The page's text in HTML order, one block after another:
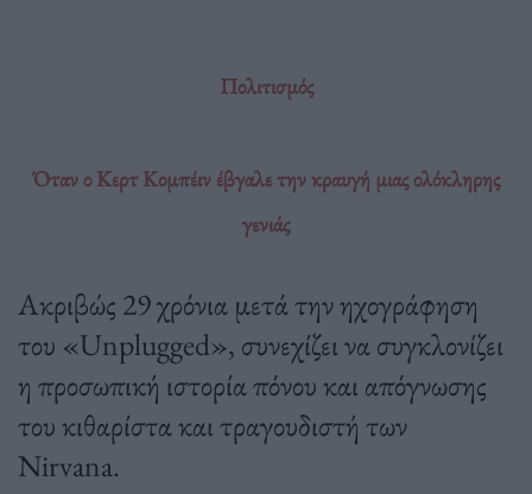
Πολιτισμός
Όταν ο Κερτ Κομπέιν έβγαλε την κραυγή μιας ολόκληρης
γενιάς
Ακριβώς 29 χρόνια μετά την ηχογράφηση
του «Unplugged», συνεχίζει να συγκλονίζει
η προσωπική ιστορία πόνου και απόγνωσης
του κιθαρίστα και τραγουδιστή των
Nirvana.